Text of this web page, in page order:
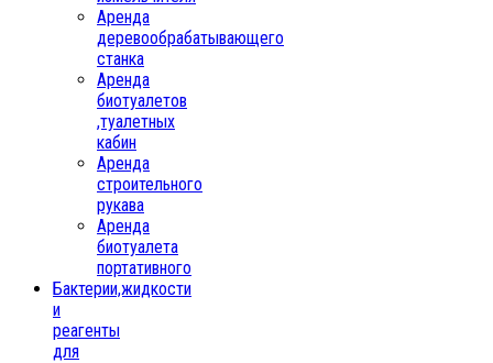
Аренда
деревообрабатывающего
станка
Аренда
биотуалетов
,туалетных
кабин
Аренда
строительного
рукава
Аренда
биотуалета
портативного
Бактерии,жидкости
и
реагенты
для